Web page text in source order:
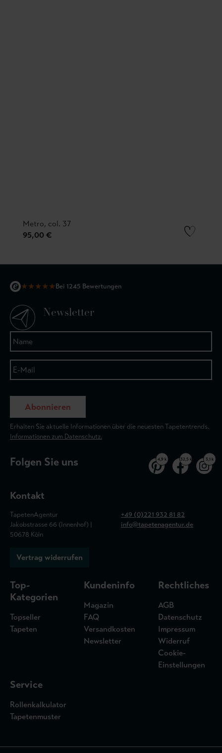
Metro, col. 37
95,00 €
★★★★★Bei 1245 Bewertungen
Newsletter
Abonnieren
Erhalten Sie aktuelle Informationen über die neuesten Tapetentrends.
Informationen zum Datenschutz.
Folgen Sie uns 4,9 k 32,5 k 3,1 k
Kontakt
TapetenAgentur
Jakobstrasse 66 (Innenhof) |
50678 Köln
+49 (0)221 932 81 82
info@tapetenagentur.de
Vertrag widerrufen
Top-
Kategorien
Topseller
Tapeten
Kundeninfo
Magazin
FAQ
Versandkosten
Newsletter
Rechtliches
AGB
Datenschutz
Impressum
Widerruf
Cookie-
Einstellungen
Service
Rollenkalkulator
Tapetenmuster